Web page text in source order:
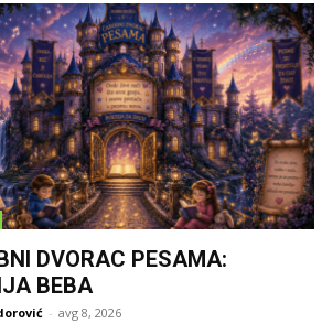
DVORAC PESAMA:
BEBA
- avg 8, 2026